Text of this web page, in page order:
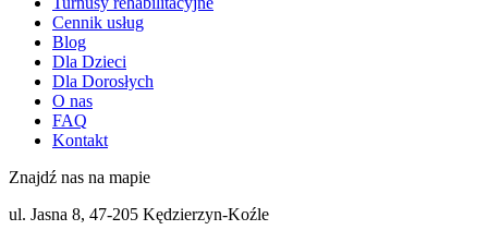
Cennik usług
Blog
Dla Dzieci
Dla Dorosłych
O nas
FAQ
Kontakt
Znajdź nas na mapie
ul. Jasna 8, 47-205 Kędzierzyn-Koźle